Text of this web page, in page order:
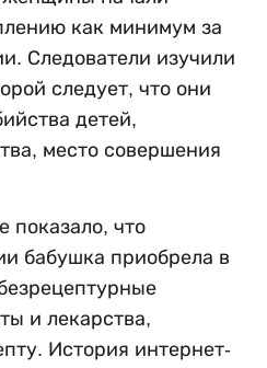
как минимум за
Следователи изучили
следует, что они
детей,
место совершения
показало, что
бабушка приобрела в
и лекарства,
История интернет-